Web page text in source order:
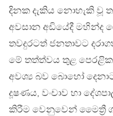
දිනක දැකිය නොහැකි වූ
අවසාන අඩියේදී මහින්ද
තවදුරටත් ජනතාවට
මේ තත්ත්වය තුළ
අවශ්‍ය බව බොහෝ
දූෂණය, වංචාව හා
කිරීම වෙනුවෙන් මෛත්‍රී